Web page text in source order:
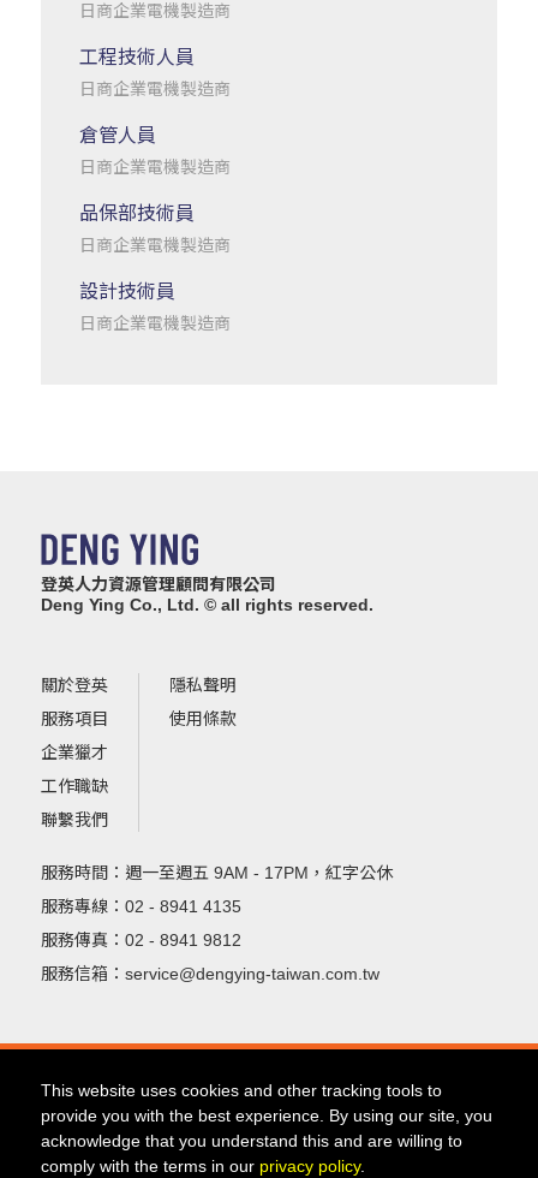
日商企業電機製造商
工程技術人員
日商企業電機製造商
倉管人員
日商企業電機製造商
品保部技術員
日商企業電機製造商
設計技術員
日商企業電機製造商
登英人力資源管理顧問有限公司
Deng Ying Co., Ltd. © all rights reserved.
關於登英
服務項目
企業獵才
工作職缺
聯繫我們
隱私聲明
使用條款
服務時間：週一至週五 9AM - 17PM，紅字公休
服務專線：02 - 8941 4135
服務傳真：02 - 8941 9812
服務信箱：service@dengying-taiwan.com.tw
This website uses cookies and other tracking tools to
provide you with the best experience. By using our site, you
acknowledge that you understand this and are willing to
comply with the terms in our privacy policy.